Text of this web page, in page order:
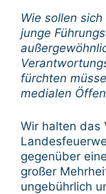
Wie sollen
junge
fürchten
medialen
Wir halten das
gegenüber
großer
ungebührlich